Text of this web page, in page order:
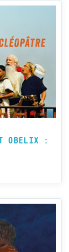
OBELIX :